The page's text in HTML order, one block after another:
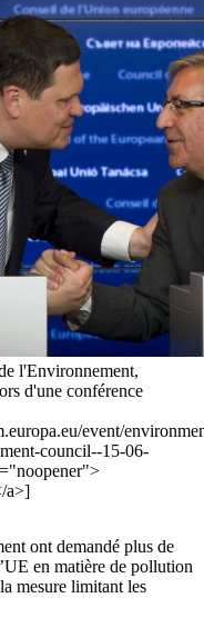
l'Environnement,
d'une conférence
event/
council--15-06-
a>]
ont demandé plus de
en matière de pollution
mesure limitant les